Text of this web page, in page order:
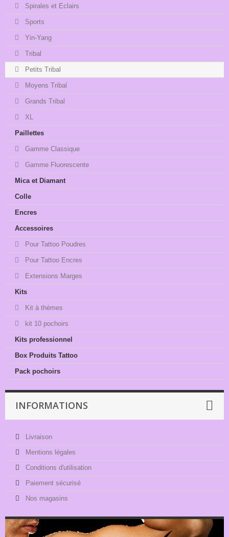
Spirales et Eclairs
Sports
Yin-Yang
Tribal
Petits Tribal
Moyens Tribal
Grands Tribal
XL
Paillettes
Gamme Classique
Gamme Fluorescente
Mica et Diamant
Colle
Encres
Accessoires
Pour Tattoo Poudres
Pour Tattoo Encres
Extensions Marges
Kits
Kit à thèmes
kit 10 pochoirs
Kits professionnel
Box Produits Tattoo
Pack pochoirs
INFORMATIONS
Livraison
Mentions légales
Conditions d'utilisation
Paiement sécurisé
Nos magasins